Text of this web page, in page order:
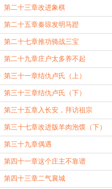
第二十三章改进象棋
第二十五章秦琼发明马蹬
第二十七章推功骑战三宝
第二十九章庄户太多养不起
第三十一章结仇卢氏（上）
第三十三章结仇卢氏（下）
第三十五章入长安，拜访祖宗
（下）
第三十七章改进版羊肉泡馍（下）
第三十九章偶遇
第四十一章这个庄主不靠谱
第四十三章二气襄城